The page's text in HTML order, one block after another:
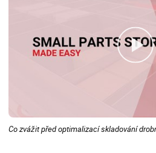
Co zvážit před optimalizací skladování